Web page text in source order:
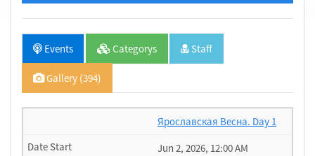
Events Categorys Staff
Gallery (394)
Ярославская Весна. Day 1
Jun 2, 2026, 12:00 AM